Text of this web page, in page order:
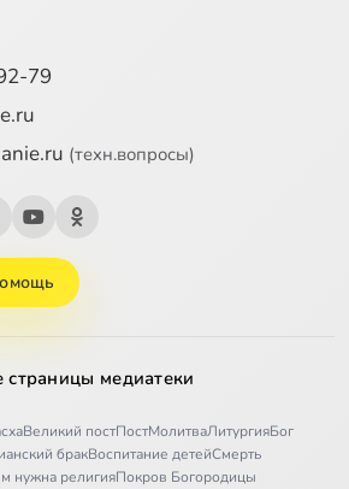
79
(техн.вопросы)
страницы медиатеки
Великий постПостМолитваЛитургияБог
бракВоспитание детейСмерть
нужна религияПокров Богородицы